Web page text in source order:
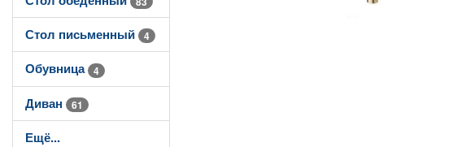
Стол письменный 4
Обувница 4
Диван 61
Ещё...